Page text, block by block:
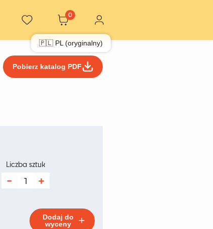
0
🇵🇱 PL (oryginalny)
Pobierz katalog PDF
ilość
cm
Liczba sztuk
Dodaj do
wyceny